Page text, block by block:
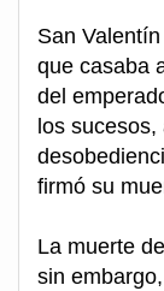
San
que casaba
del
los
firmó su
La muerte
sin